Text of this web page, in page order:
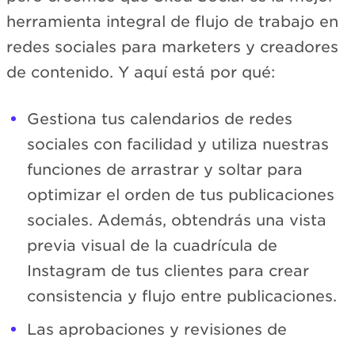
herramienta integral de flujo de trabajo en
redes sociales para marketers y creadores
de contenido. Y aquí está por qué:
Gestiona tus calendarios de redes
sociales con facilidad y utiliza nuestras
funciones de arrastrar y soltar para
optimizar el orden de tus publicaciones
sociales. Además, obtendrás una vista
previa visual de la cuadrícula de
Instagram de tus clientes para crear
consistencia y flujo entre publicaciones.
Las aprobaciones y revisiones de